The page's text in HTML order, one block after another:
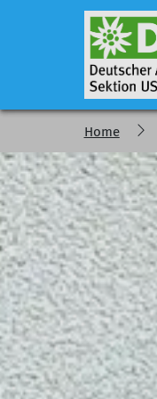
Programm
Home